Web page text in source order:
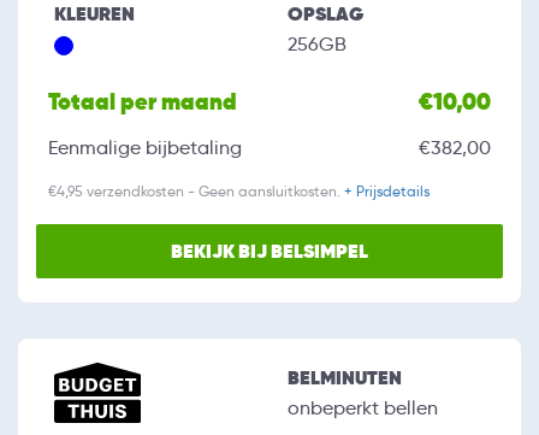
KLEUREN OPSLAG
256GB
Totaal per maand €10,00
Eenmalige bijbetaling €382,00
€4,95 verzendkosten - Geen aansluitkosten. + Prijsdetails
BEKIJK BIJ BELSIMPEL
BELMINUTEN
onbeperkt bellen